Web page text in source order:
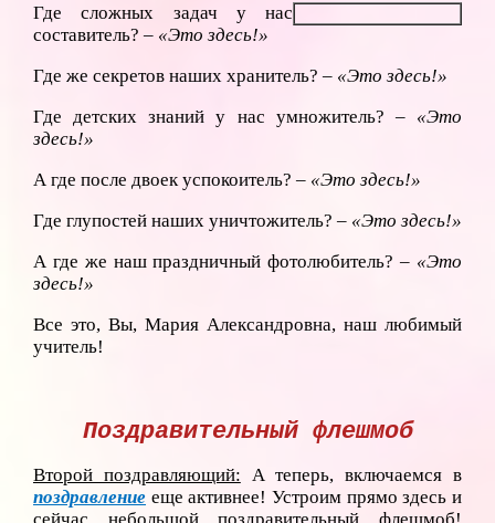
Где сложных задач у нас
составитель? – «Это здесь!»
Где же секретов наших хранитель? – «Это здесь!»
Где детских знаний у нас умножитель? – «Это
здесь!»
А где после двоек успокоитель? – «Это здесь!»
Где глупостей наших уничтожитель? – «Это здесь!»
А где же наш праздничный фотолюбитель? – «Это
здесь!»
Все это, Вы, Мария Александровна, наш любимый
учитель!
Поздравительный флешмоб
Второй поздравляющий: А теперь, включаемся в
поздравление еще активнее! Устроим прямо здесь и